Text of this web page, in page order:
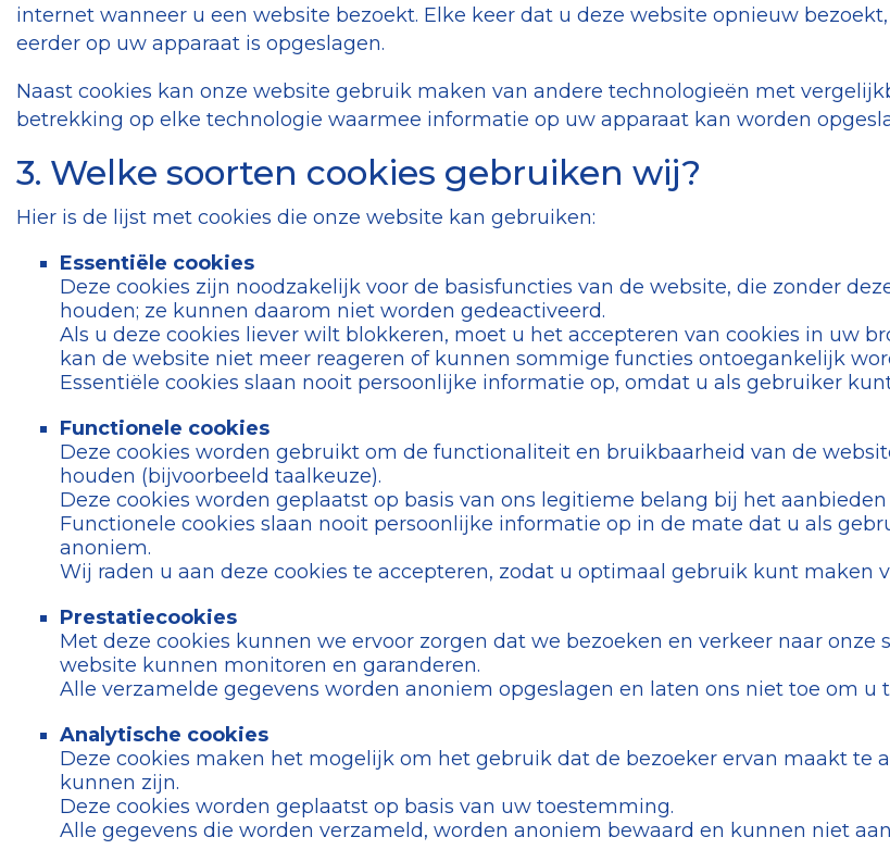
internet wanneer u een website bezoekt. Elke keer dat u deze website opnieuw
eerder op uw apparaat is opgeslagen.
Naast cookies kan onze website gebruik maken van andere technologieën met
betrekking op elke technologie waarmee informatie op uw apparaat kan worden
3. Welke soorten cookies gebruiken wij?
Hier is de lijst met cookies die onze website kan gebruiken:
Essentiële cookies
Deze cookies zijn noodzakelijk voor de basisfuncties van de website, die zonder
houden; ze kunnen daarom niet worden gedeactiveerd.
Als u deze cookies liever wilt blokkeren, moet u het accepteren van cookies in uw
kan de website niet meer reageren of kunnen sommige functies ontoegankelijk
Essentiële cookies slaan nooit persoonlijke informatie op, omdat u als gebruiker
Functionele cookies
Deze cookies worden gebruikt om de functionaliteit en bruikbaarheid van de
houden (bijvoorbeeld taalkeuze).
Deze cookies worden geplaatst op basis van ons legitieme belang bij het
Functionele cookies slaan nooit persoonlijke informatie op in de mate dat u als
anoniem.
Wij raden u aan deze cookies te accepteren, zodat u optimaal gebruik kunt maken
Prestatiecookies
Met deze cookies kunnen we ervoor zorgen dat we bezoeken en verkeer naar
website kunnen monitoren en garanderen.
Alle verzamelde gegevens worden anoniem opgeslagen en laten ons niet toe om u
Analytische cookies
Deze cookies maken het mogelijk om het gebruik dat de bezoeker ervan maakt te
kunnen zijn.
Deze cookies worden geplaatst op basis van uw toestemming.
Alle gegevens die worden verzameld, worden anoniem bewaard en kunnen niet